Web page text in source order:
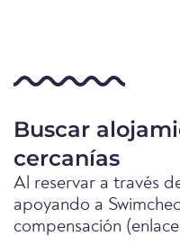
Buscar
cercanías
Al reservar a través
apoyando a
compensación